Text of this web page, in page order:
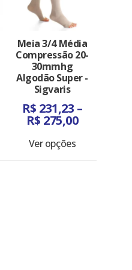
Meia 3/4 Média
Compressão 20-
30mmhg
Algodão Super -
Sigvaris
R$ 231,23 –
R$ 275,00Faixa
Ver opções